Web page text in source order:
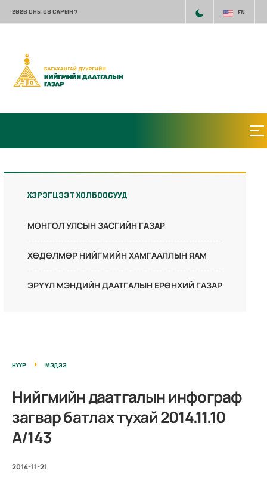
2026 ОНЫ 08 САРЫН 7 EN
ХЭРЭГЦЭЭТ ХОЛБООСУУД
МОНГОЛ УЛСЫН ЗАСГИЙН ГАЗАР
ХӨДӨЛМӨР НИЙГМИЙН ХАМГААЛЛЫН ЯАМ
ЭРҮҮЛ МЭНДИЙН ДААТГАЛЫН ЕРӨНХИЙ ГАЗАР
НҮҮР МЭДЭЭ
Нийгмийн даатгалын инфограф
загвар батлах тухай 2014.11.10
А/143
2014-11-21